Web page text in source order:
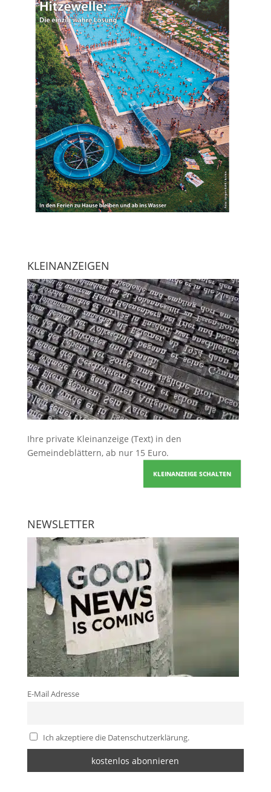
KLEINANZEIGEN
Ihre private Kleinanzeige (Text) in den
Gemeindeblättern, ab nur 15 Euro.
KLEINANZEIGE SCHALTEN
NEWSLETTER
E-Mail Adresse
Ich akzeptiere die Datenschutzerklärung.